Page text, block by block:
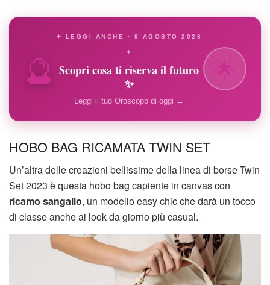
🔮
✦ LEGGI ANCHE · 9 AGOSTO 2026
✦
Scopri cosa ti riserva il futuro
✨
Leggi il tuo Oroscopo di oggi →
HOBO BAG RICAMATA TWIN SET
Un’altra delle creazioni bellissime della linea di borse Twin
Set 2023 è questa hobo bag capiente in canvas con
ricamo sangallo, un modello easy chic che darà un tocco
di classe anche ai look da giorno più casual.